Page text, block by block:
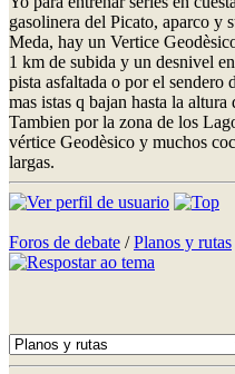
gasolinera del Picato, aparco y
Meda, hay un Vertice
1 km de subida y un desnivel
pista asfaltada o por el sendero
mas istas q bajan hasta la
Tambien por la zona de los
vértice Geodèsico y muchos
largas.
Foros de debate /Planos y rutas